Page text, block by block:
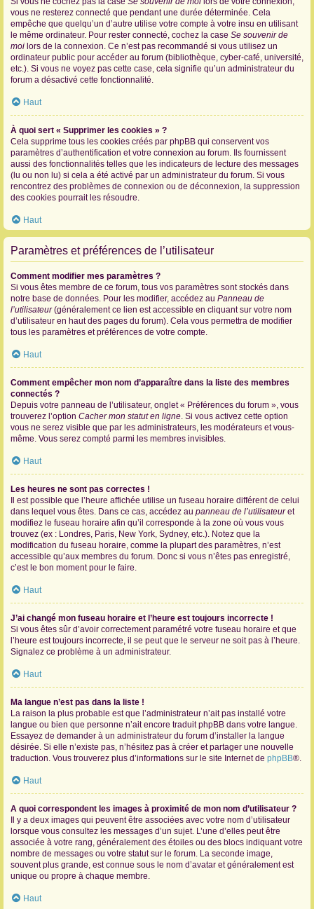
vous ne resterez connecté que pendant une durée déterminée. Cela
empêche que quelqu’un d’autre utilise votre compte à votre insu en utilisant
le même ordinateur. Pour rester connecté, cochez la case Se souvenir de
moi lors de la connexion. Ce n’est pas recommandé si vous utilisez un
ordinateur public pour accéder au forum (bibliothèque, cyber-café, université,
etc.). Si vous ne voyez pas cette case, cela signifie qu’un administrateur du
forum a désactivé cette fonctionnalité.
Haut
À quoi sert « Supprimer les cookies » ?
Cela supprime tous les cookies créés par phpBB qui conservent vos
paramètres d’authentification et votre connexion au forum. Ils fournissent
aussi des fonctionnalités telles que les indicateurs de lecture des messages
(lu ou non lu) si cela a été activé par un administrateur du forum. Si vous
rencontrez des problèmes de connexion ou de déconnexion, la suppression
des cookies pourrait les résoudre.
Haut
Paramètres et préférences de l’utilisateur
Comment modifier mes paramètres ?
Si vous êtes membre de ce forum, tous vos paramètres sont stockés dans
notre base de données. Pour les modifier, accédez au Panneau de
l’utilisateur(généralement ce lien est accessible en cliquant sur votre nom
d’utilisateur en haut des pages du forum). Cela vous permettra de modifier
tous les paramètres et préférences de votre compte.
Haut
Comment empêcher mon nom d’apparaître dans la liste des membres
connectés ?
Depuis votre panneau de l’utilisateur, onglet « Préférences du forum », vous
trouverez l’option Cacher mon statut en ligne. Si vous activez cette option
vous ne serez visible que par les administrateurs, les modérateurs et vous-
même. Vous serez compté parmi les membres invisibles.
Haut
Les heures ne sont pas correctes !
Il est possible que l’heure affichée utilise un fuseau horaire différent de celui
dans lequel vous êtes. Dans ce cas, accédez au panneau de l’utilisateuret
modifiez le fuseau horaire afin qu’il corresponde à la zone où vous vous
trouvez (ex : Londres, Paris, New York, Sydney, etc.). Notez que la
modification du fuseau horaire, comme la plupart des paramètres, n’est
accessible qu’aux membres du forum. Donc si vous n’êtes pas enregistré,
c’est le bon moment pour le faire.
Haut
J’ai changé mon fuseau horaire et l’heure est toujours incorrecte !
Si vous êtes sûr d’avoir correctement paramétré votre fuseau horaire et que
l’heure est toujours incorrecte, il se peut que le serveur ne soit pas à l’heure.
Signalez ce problème à un administrateur.
Haut
Ma langue n’est pas dans la liste !
La raison la plus probable est que l’administrateur n’ait pas installé votre
langue ou bien que personne n’ait encore traduit phpBB dans votre langue.
Essayez de demander à un administrateur du forum d’installer la langue
désirée. Si elle n’existe pas, n’hésitez pas à créer et partager une nouvelle
traduction. Vous trouverez plus d’informations sur le site Internet de phpBB®.
Haut
A quoi correspondent les images à proximité de mon nom d’utilisateur ?
Il y a deux images qui peuvent être associées avec votre nom d’utilisateur
lorsque vous consultez les messages d’un sujet. L’une d’elles peut être
associée à votre rang, généralement des étoiles ou des blocs indiquant votre
nombre de messages ou votre statut sur le forum. La seconde image,
souvent plus grande, est connue sous le nom d’avatar et généralement est
unique ou propre à chaque membre.
Haut